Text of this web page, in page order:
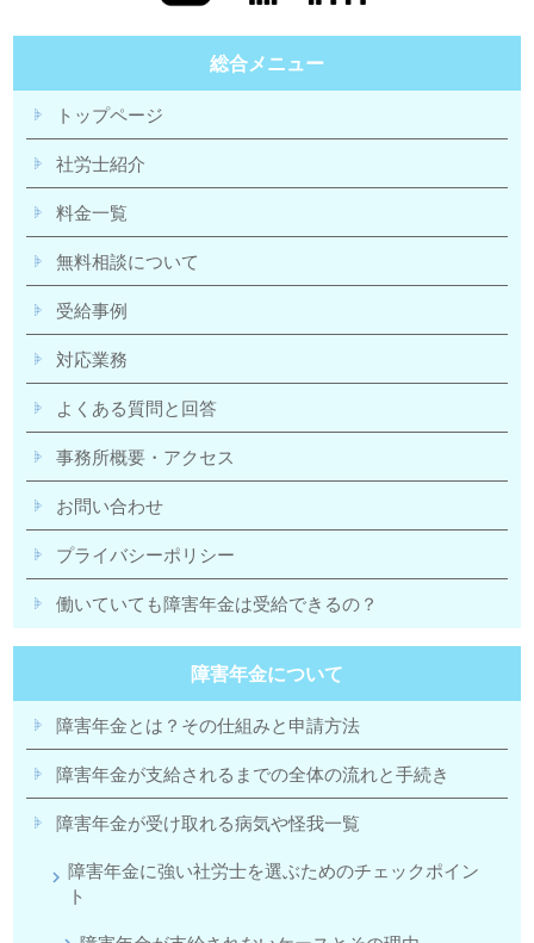
総合メニュー
トップページ
社労士紹介
料金一覧
無料相談について
受給事例
対応業務
よくある質問と回答
事務所概要・アクセス
お問い合わせ
プライバシーポリシー
働いていても障害年金は受給できるの？
障害年金について
障害年金とは？その仕組みと申請方法
障害年金が支給されるまでの全体の流れと手続き
障害年金が受け取れる病気や怪我一覧
障害年金に強い社労士を選ぶためのチェックポイン
ト